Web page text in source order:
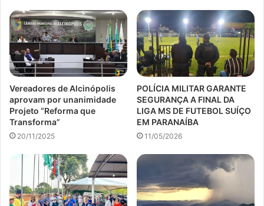
Vereadores de Alcinópolis
aprovam por unanimidade
Projeto “Reforma que
Transforma”
20/11/2025
POLÍCIA MILITAR GARANTE
SEGURANÇA A FINAL DA
LIGA MS DE FUTEBOL SUÍÇO
EM PARANAÍBA
11/05/2026